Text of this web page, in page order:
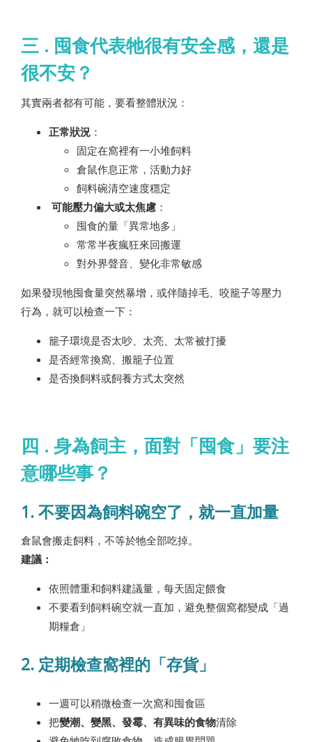
三 . 囤食代表牠很有安全感，還是
很不安？
其實兩者都有可能，要看整體狀況：
正常狀況 ：
固定在窩裡有一小堆飼料
倉鼠作息正常，活動力好
飼料碗清空速度穩定
可能壓力偏大或太焦慮 ：
囤食的量「異常地多」
常常半夜瘋狂來回搬運
對外界聲音、變化非常敏感
如果發現牠囤食量突然暴增，或伴隨掉毛、咬籠子等壓力
行為，就可以檢查一下：
籠子環境是否太吵、太亮、太常被打擾
是否經常換窩、搬籠子位置
是否換飼料或飼養方式太突然
四 . 身為飼主，面對「囤食」要注
意哪些事？
1. 不要因為飼料碗空了，就一直加量
倉鼠會搬走飼料，不等於牠全部吃掉。
建議：
依照體重和飼料建議量，每天固定餵食
不要看到飼料碗空就一直加，避免整個窩都變成「過
期糧倉」
2. 定期檢查窩裡的「存貨」
一週可以稍微檢查一次窩和囤食區
把變潮、變黑、發霉、有異味的食物清除